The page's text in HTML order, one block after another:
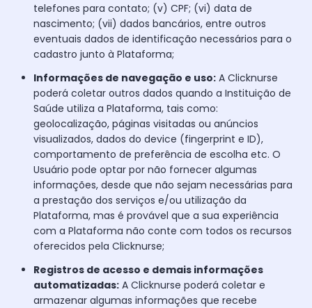
telefones para contato; (v) CPF; (vi) data de
nascimento; (vii) dados bancários, entre outros
eventuais dados de identificação necessários para o
cadastro junto à Plataforma;
Informações de navegação e uso: A Clicknurse
poderá coletar outros dados quando a Instituição de
Saúde utiliza a Plataforma, tais como:
geolocalização, páginas visitadas ou anúncios
visualizados, dados do device (fingerprint e ID),
comportamento de preferência de escolha etc. O
Usuário pode optar por não fornecer algumas
informações, desde que não sejam necessárias para
a prestação dos serviços e/ou utilização da
Plataforma, mas é provável que a sua experiência
com a Plataforma não conte com todos os recursos
oferecidos pela Clicknurse;
Registros de acesso e demais informações
automatizadas: A Clicknurse poderá coletar e
armazenar algumas informações que recebe